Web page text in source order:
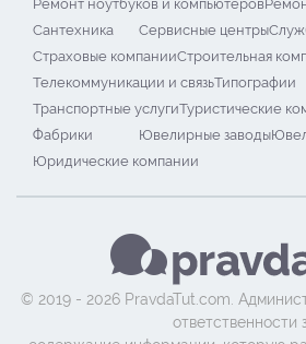
Ремонт ноутбуков и компьютеров
Сантехника
Сервисные центры
Страховые компанииСтроительная
Телекоммуникации и связьТипографии
Транспортные услугиТуристические
Фабрики
Ювелирные заводы
Юридические компании
© 2019 - 2026 PravdaTut.com.
ответственности